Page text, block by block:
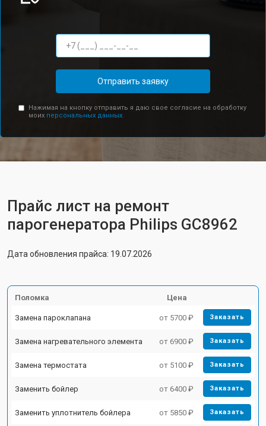
Отправить заявку
Нажимая на кнопку отправить я даю свое согласие на обработку
моих персональных данных.
Прайс лист на ремонт
парогенератора Philips GC8962
Дата обновления прайса: 19.07.2026
Поломка Цена
Замена пароклапана от 5700 ₽ Заказать
Замена нагревательного элемента от 6900 ₽ Заказать
Замена термостата от 5100 ₽ Заказать
Заменить бойлер от 6400 ₽ Заказать
Заменить уплотнитель бойлера от 5850 ₽ Заказать